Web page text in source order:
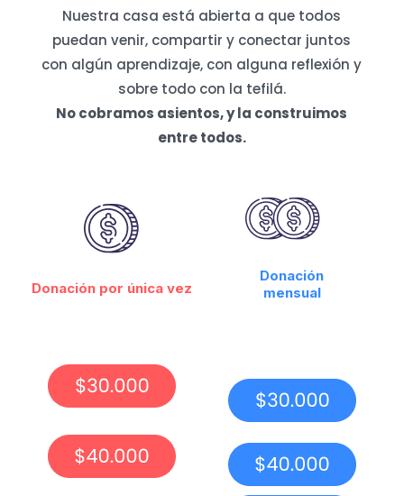
Nuestra casa está abierta a que todos
puedan venir, compartir y conectar juntos
con algún aprendizaje, con alguna reflexión y
sobre todo con la tefilá.
No cobramos asientos, y la construimos
entre todos.
Donación por única vez
Donación
mensual